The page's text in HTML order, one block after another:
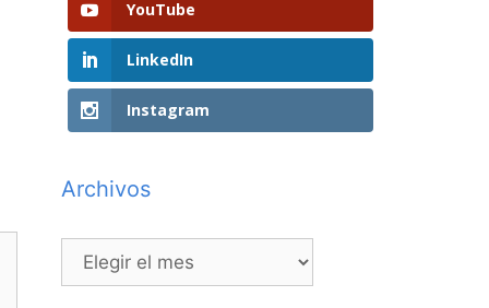
YouTube
LinkedIn
Instagram
Archivos
Archivos